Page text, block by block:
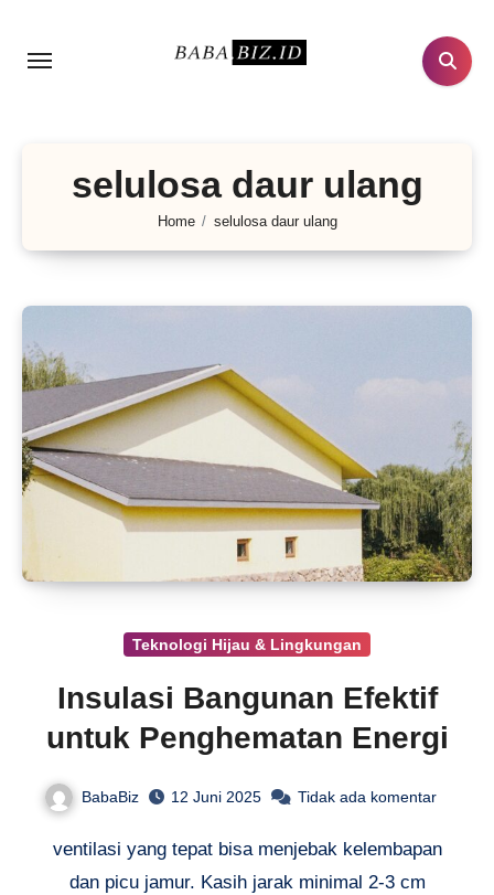
selulosa daur ulang
Home selulosa daur ulang
Teknologi Hijau & Lingkungan
Insulasi Bangunan Efektif
untuk Penghematan Energi
BabaBiz 12 Juni 2025 Tidak ada komentar
ventilasi yang tepat bisa menjebak kelembapan
dan picu jamur. Kasih jarak minimal 2-3 cm